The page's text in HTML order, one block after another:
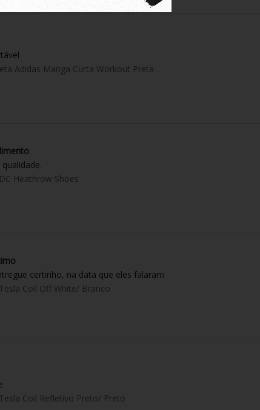
Adidas Manga Curta Workout Preta
Heathrow Shoes
certinho, na data que eles falaram
Coil Off White/ Branco
Coil Refletivo Preto/ Preto